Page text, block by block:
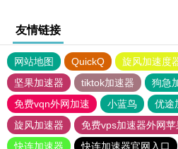
友情链接
网站地图 QuickQ 旋风加速度
坚果加速器
tiktok加速器
狗急
免费vqn外网加速
小蓝鸟 优途
旋风加速器
免费vps加速器外网苹
快连加速器
快连加速器官网入口